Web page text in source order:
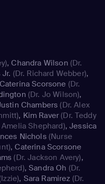
,Chandra Wilson (Dr.
(Dr. Richard Webber),
Caterina Scorsone (Dr.
(Dr. Jo Wilson),
Chambers (Dr. Alex
, Kim Raver (Dr. Teddy
Amelia Shephard),Jessica
Nichols (Nurse
,Caterina Scorsone
(Dr. Jackson Avery),
,Sandra Oh (Dr.
, Sara Ramirez (Dr.